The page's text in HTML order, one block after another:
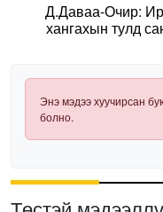
Д.Даваа-Очир:
хангахын тулд
Энэ мэдээ хуучирсан
болно.